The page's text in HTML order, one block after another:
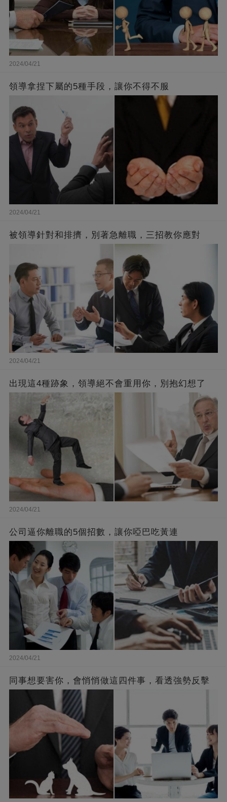
2024/04/21
領導拿捏下屬的5種手段，讓你不得不服
2024/04/21
被領導針對和排擠，別著急離職，三招教你應對
2024/04/21
出現這4種跡象，領導絕不會重用你，別抱幻想了
2024/04/21
公司逼你離職的5個招數，讓你啞巴吃黃連
2024/04/21
同事想要害你，會悄悄做這四件事，看透強勢反擊